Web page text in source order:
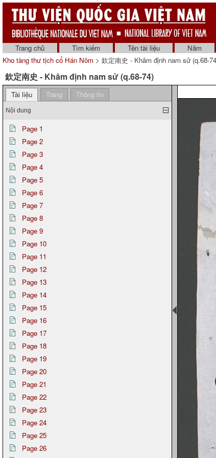
Trang chủ Tìm kiếm Tên tài liệu Năm
Kho tàng thư tịch cổ Hán Nôm > 欽定南史 - Khâm định nam sử (q.68-
欽定南史 - Khâm định nam sử (q.68-74)
Tài liệu Trang Thông tin
Nội dung
Page 1
Page 2
Page 3
Page 4
Page 5
Page 6
Page 7
Page 8
Page 9
Page 10
Page 11
Page 12
Page 13
Page 14
Page 15
Page 16
Page 17
Page 18
Page 19
Page 20
Page 21
Page 22
Page 23
Page 24
Page 25
Page 26